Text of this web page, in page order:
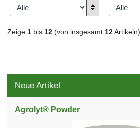
Anzeigen
Zeige 1 bis 12 (von insgesamt 12 Artikeln)
Neue Artikel
Agrolyt® Powder